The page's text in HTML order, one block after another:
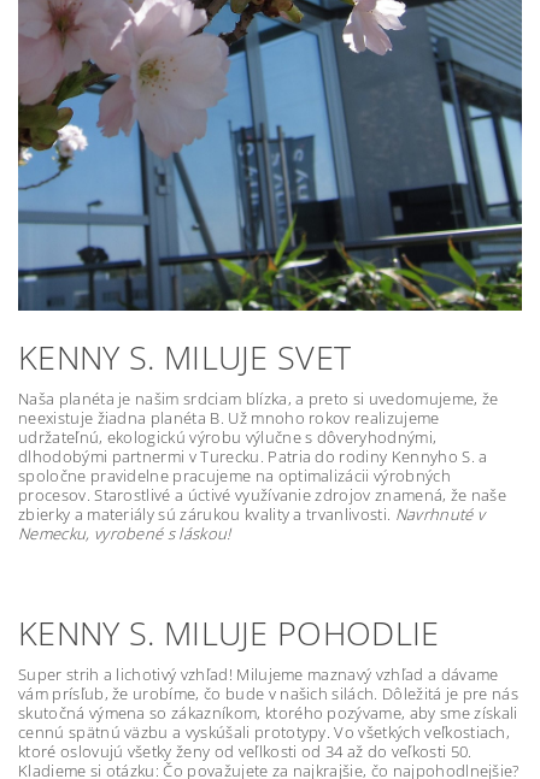
KENNY S. MILUJE SVET
Naša planéta je našim srdciam blízka, a preto si uvedomujeme, že
neexistuje žiadna planéta B. Už mnoho rokov realizujeme
udržateľnú, ekologickú výrobu výlučne s dôveryhodnými,
dlhodobými partnermi v Turecku. Patria do rodiny Kennyho S. a
spoločne pravidelne pracujeme na optimalizácii výrobných
procesov. Starostlivé a úctivé využívanie zdrojov znamená, že naše
zbierky a materiály sú zárukou kvality a trvanlivosti. Navrhnuté v
Nemecku, vyrobené s láskou!
KENNY S. MILUJE POHODLIE
Super strih a lichotivý vzhľad! Milujeme maznavý vzhľad a dávame
vám prísľub, že urobíme, čo bude v našich silách. Dôležitá je pre nás
skutočná výmena so zákazníkom, ktorého pozývame, aby sme získali
cennú spätnú väzbu a vyskúšali prototypy. Vo všetkých veľkostiach,
ktoré oslovujú všetky ženy od veľlkosti od 34 až do veľkosti 50.
Kladieme si otázku: Čo považujete za najkrajšie, čo najpohodlnejšie?